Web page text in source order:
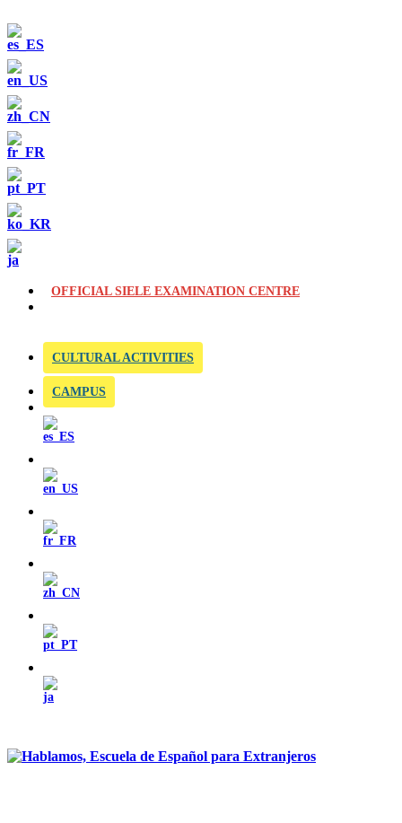
OFFICIAL SIELE EXAMINATION CENTRE
CULTURAL ACTIVITIES
CAMPUS